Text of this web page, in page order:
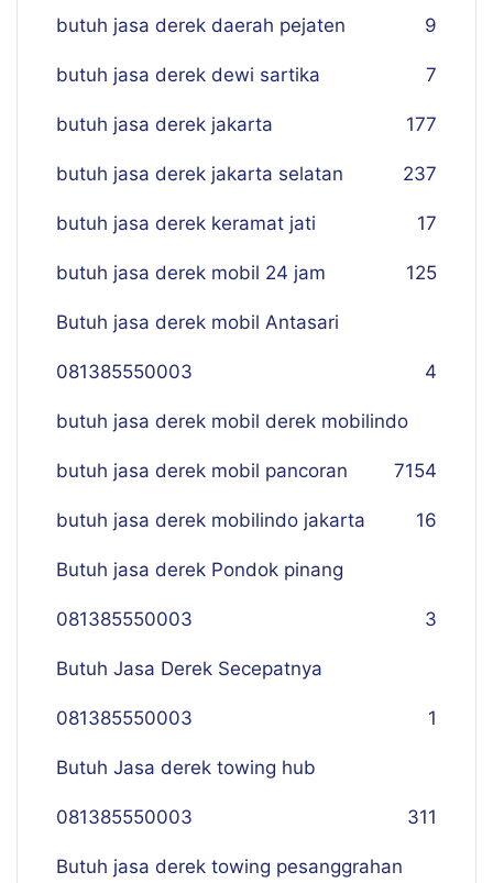
butuh jasa derek daerah pejaten 9
butuh jasa derek dewi sartika 7
butuh jasa derek jakarta 177
butuh jasa derek jakarta selatan 237
butuh jasa derek keramat jati 17
butuh jasa derek mobil 24 jam 125
Butuh jasa derek mobil Antasari
081385550003 4
butuh jasa derek mobil derek mobilindo
154
butuh jasa derek mobil pancoran 7
butuh jasa derek mobilindo jakarta 16
Butuh jasa derek Pondok pinang
081385550003 3
Butuh Jasa Derek Secepatnya
081385550003 1
Butuh Jasa derek towing hub
081385550003 311
Butuh jasa derek towing pesanggrahan